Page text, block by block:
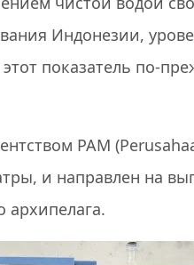
Индонезии,
показатель по-
PAM
и направлен на
архипелага.